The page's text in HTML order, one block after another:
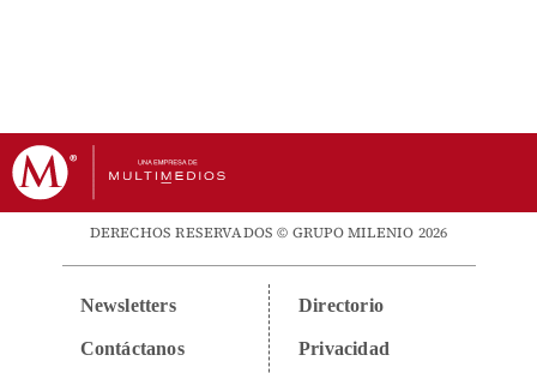
DERECHOS RESERVADOS © GRUPO MILENIO 2026
Newsletters
Contáctanos
Directorio
Privacidad